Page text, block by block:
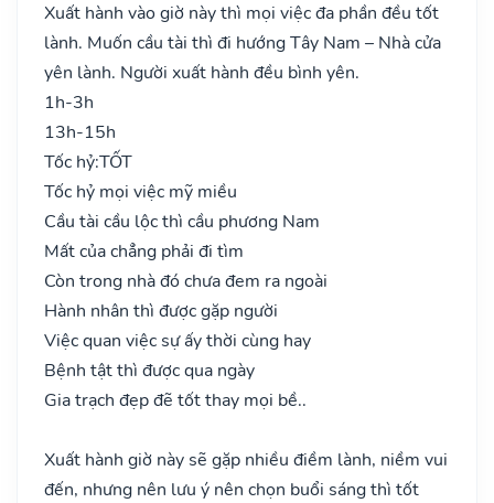
Xuất hành vào giờ này thì mọi việc đa phần đều tốt
lành. Muốn cầu tài thì đi hướng Tây Nam – Nhà cửa
yên lành. Người xuất hành đều bình yên.
1h-3h
13h-15h
Tốc hỷ:TỐT
Tốc hỷ mọi việc mỹ miều
Cầu tài cầu lộc thì cầu phương Nam
Mất của chẳng phải đi tìm
Còn trong nhà đó chưa đem ra ngoài
Hành nhân thì được gặp người
Việc quan việc sự ấy thời cùng hay
Bệnh tật thì được qua ngày
Gia trạch đẹp đẽ tốt thay mọi bề..
Xuất hành giờ này sẽ gặp nhiều điềm lành, niềm vui
đến, nhưng nên lưu ý nên chọn buổi sáng thì tốt